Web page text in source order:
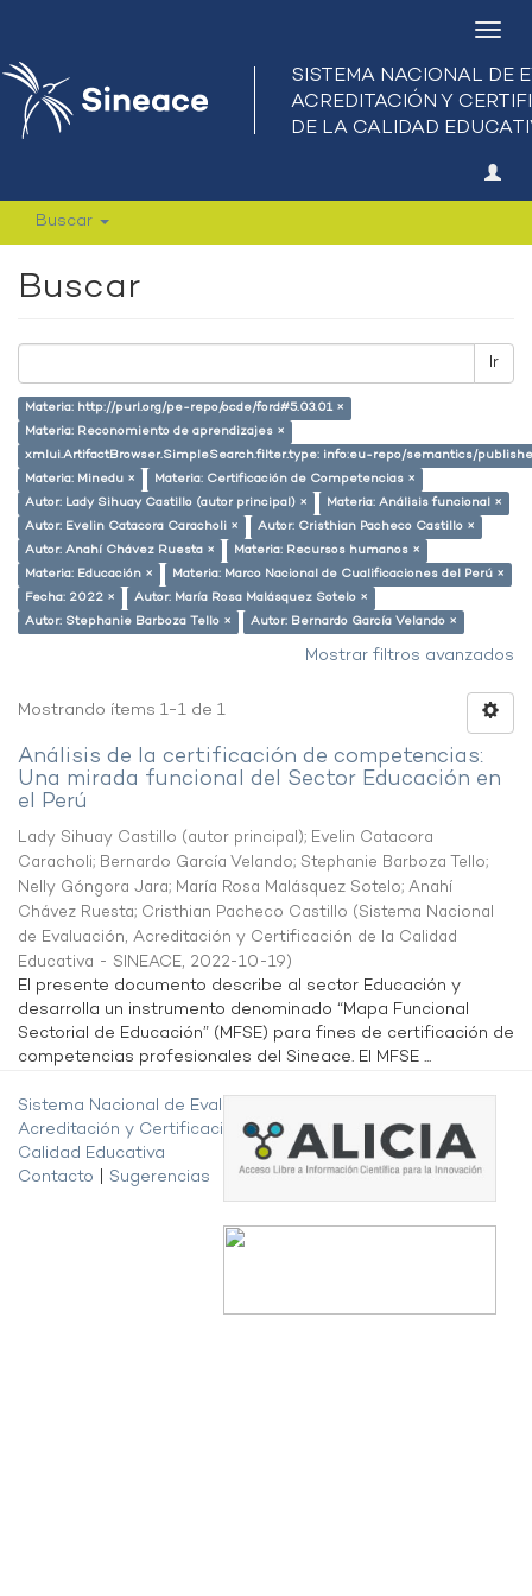
Buscar
Buscar
Ir
Materia: http://purl.org/pe-repo/ocde/ford#5.03.01 ×
Materia: Reconomiento de aprendizajes ×
xmlui.ArtifactBrowser.SimpleSearch.filter.type: info:eu-repo/semantics/
Materia: Minedu ×
Materia: Certificación de Competencias ×
Autor: Lady Sihuay Castillo (autor principal) ×
Materia: Análisis funcional ×
Autor: Evelin Catacora Caracholi ×
Autor: Cristhian Pacheco Castillo ×
Autor: Anahí Chávez Ruesta ×
Materia: Recursos humanos ×
Materia: Educación ×
Materia: Marco Nacional de Cualificaciones del Perú ×
Fecha: 2022 ×
Autor: María Rosa Malásquez Sotelo ×
Autor: Stephanie Barboza Tello ×
Autor: Bernardo García Velando ×
Mostrar filtros avanzados
Mostrando ítems 1-1 de 1
Análisis de la certificación de competencias:
Una mirada funcional del Sector Educación en
el Perú
Lady Sihuay Castillo (autor principal); Evelin Catacora
Caracholi; Bernardo García Velando; Stephanie Barboza Tello;
Nelly Góngora Jara; María Rosa Malásquez Sotelo; Anahí
Chávez Ruesta; Cristhian Pacheco Castillo (Sistema Nacional
de Evaluación, Acreditación y Certificación de la Calidad
Educativa - SINEACE, 2022-10-19)
El presente documento describe al sector Educación y
desarrolla un instrumento denominado “Mapa Funcional
Sectorial de Educación” (MFSE) para fines de certificación de
competencias profesionales del Sineace. El MFSE ...
Sistema Nacional de Evaluación,
Acreditación y Certificación de la
Calidad Educativa
Contacto
Sugerencias